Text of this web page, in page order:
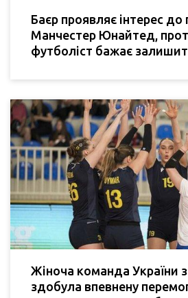
Баєр проявляє інтерес до
Манчестер Юнайтед,
футболіст бажає
Жіноча команда України
здобула впевнену